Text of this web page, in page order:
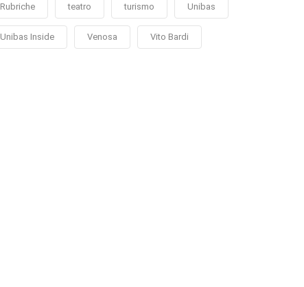
Rubriche teatro turismo Unibas
Unibas Inside Venosa Vito Bardi